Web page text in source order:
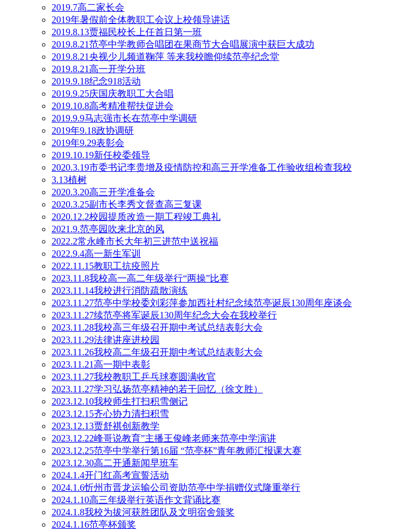
2019.7高二家长会
2019年暑假前全体教职工会议上校领导讲话
2019.8.13贾福民校长上任首日第一班
2019.8.21范亭中学教师合唱团在果商节大合唱展演中获巨大成功
2019.8.21央视少儿频道鞠萍 等来我校瞻仰续范亭纪念堂
2019.8.21高一开学分班
2019.9.18纪念918活动
2019.9.25庆国庆教职工大合唱
2019.10.8高考精准帮扶促进会
2019.9.9马志强市长在范亭中学调研
2019年9.18政协调研
2019年9.29表彰会
2019.10.19新任校委领导
2020.3.19市委书记李贵增及疫情防控和高三开学准备工作验收组检查我校
3.13植树
2020.3.20高三开学准备会
2020.3.25副市长李秀文督查高三复课
2020.12.2校园提质改造一期工程竣工典礼
2021.9.范亭园吹来北京的风
2022.2常永峰市长大年初三进范中送祝福
2022.9.4高一新生军训
2022.11.15教职工抗疫照片
2023.11.8我校高一高二年级举行“两操”比赛
2023.11.14我校进行消防疏散演练
2023.11.27范亭中学校委刘彩萍参加西社村纪念续范亭诞辰130周年座谈会
2023.11.27续范亭将军诞辰130周年纪念大会在我校举行
2023.11.28我校高三年级召开期中考试总结表彰大会
2023.11.29法律讲座进校园
2023.11.26我校高二年级召开期中考试总结表彰大会
2023.11.21高一期中表彰
2023.11.27我校教职工乒乓球赛圆满收官
2023.11.27学习弘扬范亭精神的若干回忆（徐文胜）
2023.12.10我校师生打扫积雪侧记
2023.12.15齐心协力清扫积雪
2023.12.13贾舒祺创新教学
2023.12.22峰哥说教育”主播王俊峰老师来范亭中学演讲
2023.12.25范亭中学举行第16届 “范亭杯”青年教师汇报课大赛
2023.12.30高二开通新闻早班车
2024.1.4开门红高考宣誓活动
2024.1.6忻州市晋龙运输公司资助范亭中学捐赠仪式隆重举行
2024.1.10高三年级举行英语作文背诵比赛
2024.1.8我校为拔河获胜团队及文明宿舍颁奖
2024.1.16范亭杯颁奖